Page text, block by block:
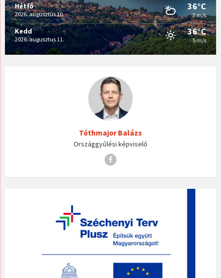
Hétfő
2026. augusztus 10.
36°C
3 m/s
Kedd
2026. augusztus 11.
36°C
5 m/s
Tóthmajor Balázs
Országgyűlési képviselő
Facebook